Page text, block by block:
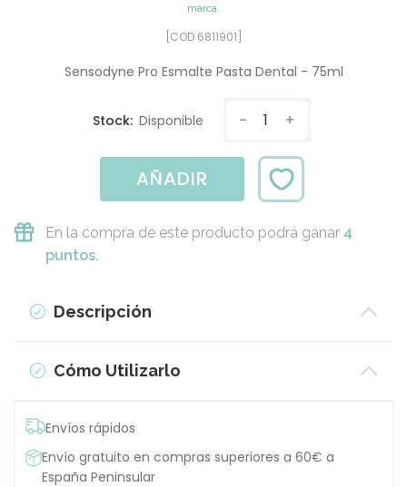
marca.
[COD 6811901]
Sensodyne Pro Esmalte Pasta Dental - 75ml
Stock: Disponible - 1 +
AÑADIR
En la compra de este producto podrá ganar 4
puntos.
Descripción
Cómo Utilizarlo
Envíos rápidos
Envío gratuito en compras superiores a 60€ a
España Peninsular